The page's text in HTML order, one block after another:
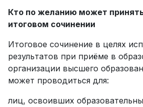
Кто по желанию может
итоговом сочинении
Итоговое сочинение в целях
результатов при приёме в
организации высшего
может проводиться для:
лиц, освоивших